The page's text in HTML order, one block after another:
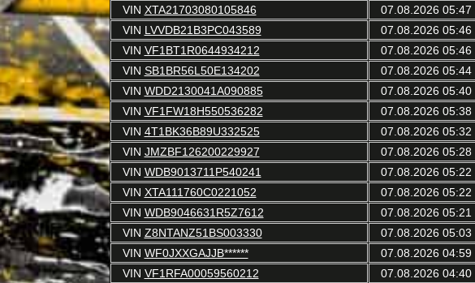
VIN XTA21703080105846 07.08.2026 05:47
VIN LVVDB21B3PC043589 07.08.2026 05:46
VIN VF1BT1R0644934212 07.08.2026 05:46
VIN SB1BR56L50E134202 07.08.2026 05:44
VIN WDD2130041A090885 07.08.2026 05:40
VIN VF1FW18H550536282 07.08.2026 05:38
VIN 4T1BK36B89U332525 07.08.2026 05:32
VIN JMZBF126200229927 07.08.2026 05:28
VIN WDB9013711P540241 07.08.2026 05:22
VIN XTA111760C0221052 07.08.2026 05:22
VIN WDB9046631R5Z7612 07.08.2026 05:21
VIN Z8NTANZ51BS003330 07.08.2026 05:03
VIN WF0JXXGAJJB****** 07.08.2026 04:59
VIN VF1RFA00059560212 07.08.2026 04:40